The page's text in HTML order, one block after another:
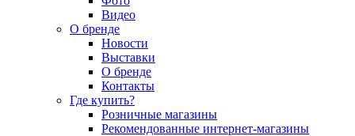
Видео
О бренде
Новости
Выставки
О бренде
Контакты
Где купить?
Розничные магазины
Рекомендованные интернет-магазины